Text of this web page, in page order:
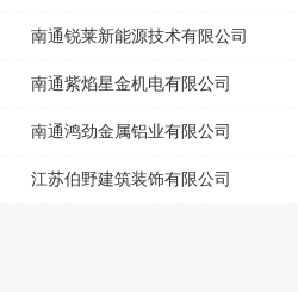
南通锐莱新能源技术有限公司
南通紫焰星金机电有限公司
南通鸿劲金属铝业有限公司
江苏伯野建筑装饰有限公司